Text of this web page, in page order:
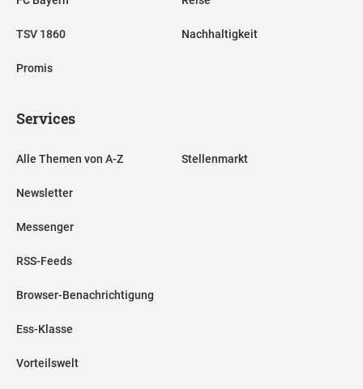
TSV 1860
Promis
Nachhaltigkeit
Services
Alle Themen von A-Z
Newsletter
Messenger
RSS-Feeds
Browser-Benachrichtigung
Ess-Klasse
Vorteilswelt
Stellenmarkt